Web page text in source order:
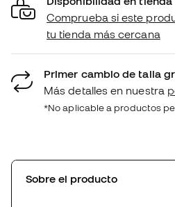
Comprueba si este
tu tienda más cercana
Primer cambio de talla
Más detalles en nuestra
*No aplicable a productos
Sobre el producto